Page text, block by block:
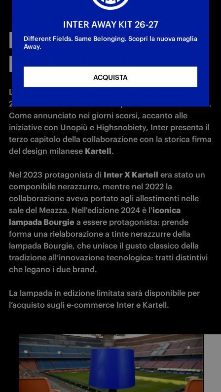
INTER E KARTELL ALLA MILANO
DESIGN WEEK 2024
La partecipazione dell'Inter alla Milano Design Week
2024 si arricchisce di un'altra preziosa collaborazione.
Come annunciato nei giorni scorsi, accanto alle
iniziative con Unopiù e Highsnobiety, Inter presenta il
terzo capitolo della collaborazione con la storica firma
del design milanese Kartell.
Nel 2023 protagonista di Inter X Kartell era stato un
componibile nerazzurro, mentre nel 2022 la
collaborazione aveva portato agli allestimenti nelle
sale del Meazza. Nell'edizione 2024 è l'iconica
lampada Bourgie a essere protagonista: prende
forma una rielaborazione a tinte nerazzurre della
lampada Bourgie, che unisce il gusto classico della
tradizione all’innovazione tecnologica: tratti distintivi
che legano i due brand.
La lampada in edizione limitata sarà disponibile per
l’acquisto sugli e-commerce Inter e Kartell.
INTER AWAY KIT 26-27
Different Fields. Same Belonging. Scopri la nuova maglia
Away.
ACQUISTA